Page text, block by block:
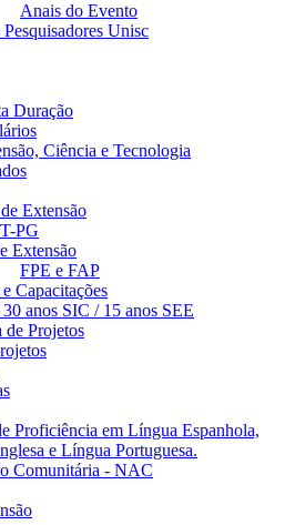
Anais do Evento
Unisc
Duração
Ciência e Tecnologia
Extensão
PG
Extensão
FPE e FAP
Capacitações
anos SIC / 15 anos SEE
de Projetos
Proficiência em Língua Espanhola,
e Língua Portuguesa.
Comunitária - NAC